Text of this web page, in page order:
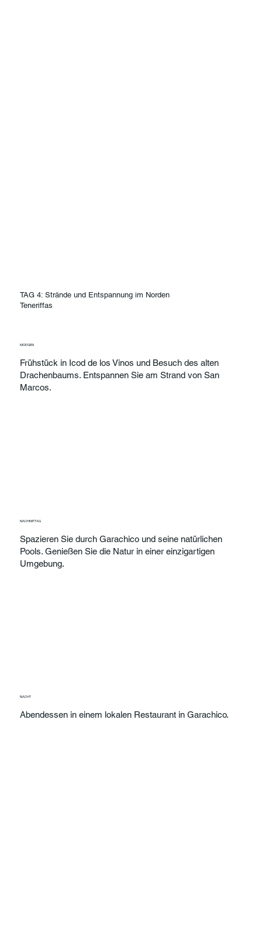
TAG 4: Strände und Entspannung im Norden
Teneriffas
MORGEN
Frühstück in Icod de los Vinos und Besuch des alten
Drachenbaums. Entspannen Sie am Strand von San
Marcos.
NACHMITTAG
Spazieren Sie durch Garachico und seine natürlichen
Pools. Genießen Sie die Natur in einer einzigartigen
Umgebung.
NACHT
Abendessen in einem lokalen Restaurant in Garachico.